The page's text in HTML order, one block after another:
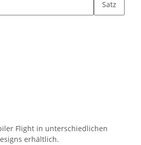
Satz
Flight in unterschiedlichen
erhältlich.